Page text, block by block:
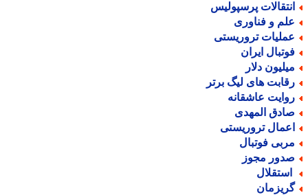
پرسپولیس
و فناوری
تروریستی
ایران
دلار
های لیگ برتر
عاشقانه
المهدی
تروریستی
فوتبال
مجوز